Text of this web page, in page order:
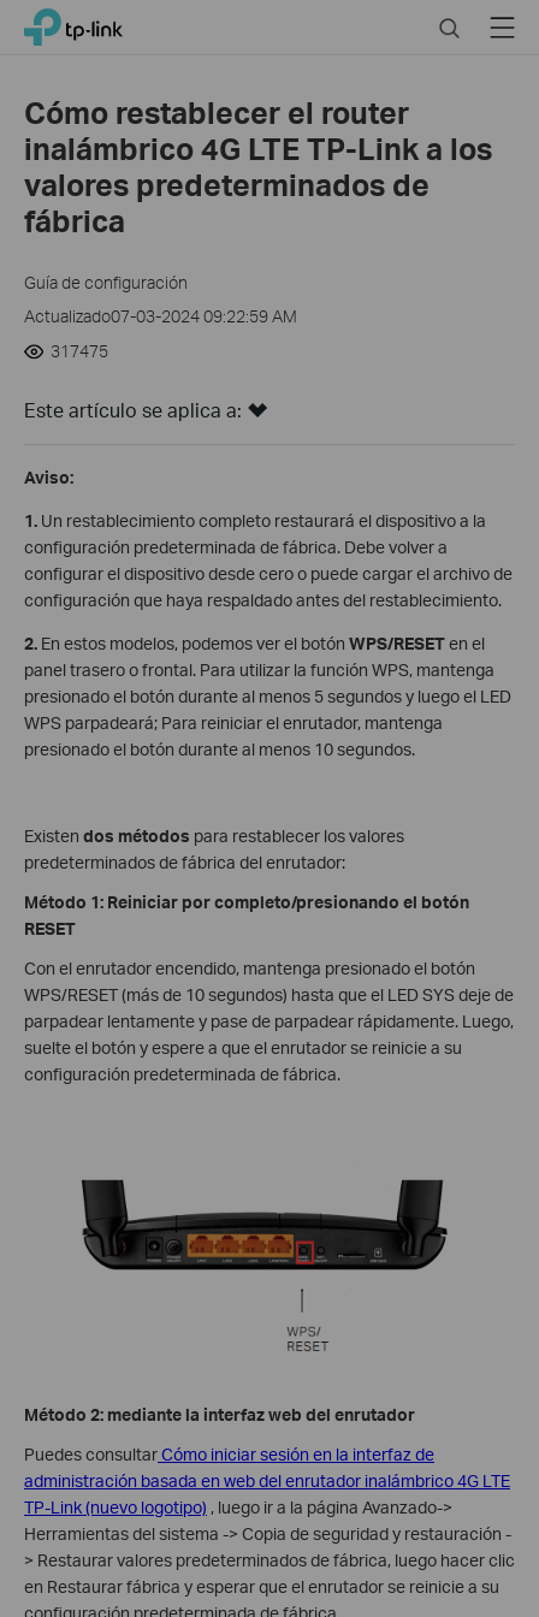
Click
navigation
TP-Link, Reliably Smart SearchMenu
Cómo restablecer el router
inalámbrico 4G LTE TP-Link a los
valores predeterminados de
fábrica
Guía de configuración
Actualizado07-03-2024 09:22:59 AM
317475
Este artículo se aplica a:
Aviso:
1. Un restablecimiento completo restaurará el dispositivo a la
configuración predeterminada de fábrica. Debe volver a
configurar el dispositivo desde cero o puede cargar el archivo de
configuración que haya respaldado antes del restablecimiento.
2. En estos modelos, podemos ver el botón WPS/RESETen el
panel trasero o frontal. Para utilizar la función WPS, mantenga
presionado el botón durante al menos 5 segundos y luego el LED
WPS parpadeará; Para reiniciar el enrutador, mantenga
presionado el botón durante al menos 10 segundos.
Existen dos métodos para restablecer los valores
predeterminados de fábrica del enrutador:
Método 1: Reiniciar por completo/presionando el botón
RESET
Con el enrutador encendido, mantenga presionado el botón
WPS/RESET (más de 10 segundos) hasta que el LED SYS deje de
parpadear lentamente y pase de parpadear rápidamente. Luego,
suelte el botón y espere a que el enrutador se reinicie a su
configuración predeterminada de fábrica.
Método 2: mediante la interfaz web del enrutador
Puedes consultarCómo iniciar sesión en la interfaz de
administración basada en web del enrutador inalámbrico 4G LTE
TP-Link (nuevo logotipo) , luego ir a la página Avanzado->
Herramientas del sistema -> Copia de seguridad y restauración -
> Restaurar valores predeterminados de fábrica, luego hacer clic
en Restaurar fábrica y esperar que el enrutador se reinicie a su
configuración predeterminada de fábrica.